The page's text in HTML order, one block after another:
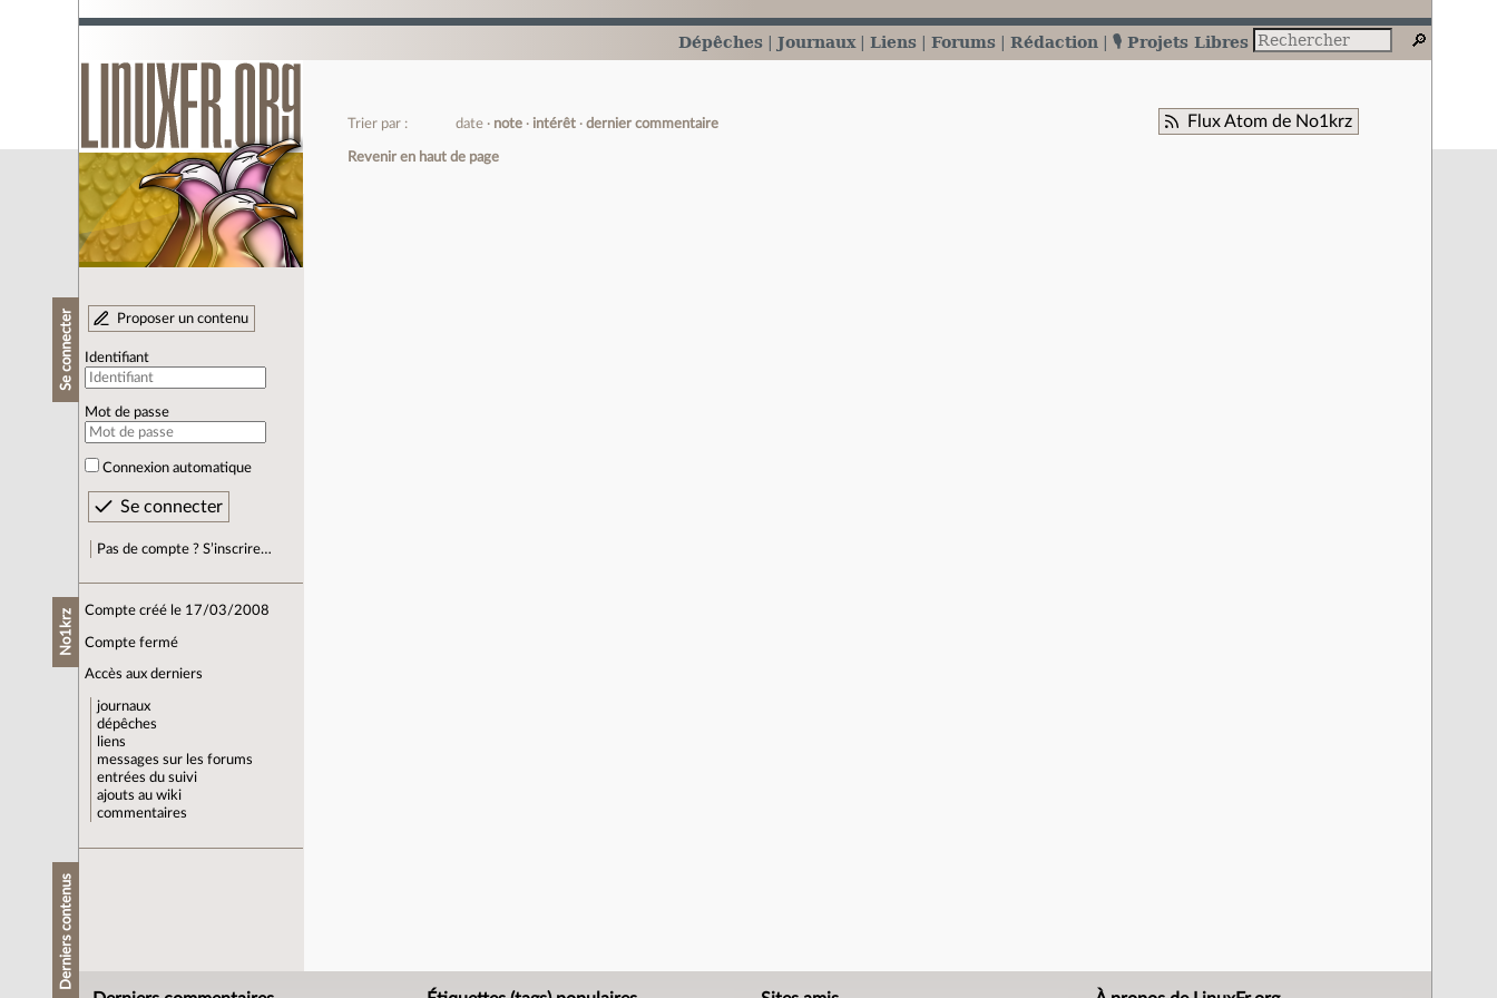
Dépêches Journaux Liens Forums Rédaction 🎙️ Projets Libres
Se connecter Proposer un contenu
Identifiant
Mot de passe
Connexion automatique
Pas de compte ? S’inscrire…
No1krz Compte créé le 17/03/2008
Compte fermé
Accès aux derniers
journaux
dépêches
liens
messages sur les forums
entrées du suivi
ajouts au wiki
commentaires
Derniers contenus
Flux Atom de No1krz
Trier par : date note intérêt dernier commentaire
Revenir en haut de page